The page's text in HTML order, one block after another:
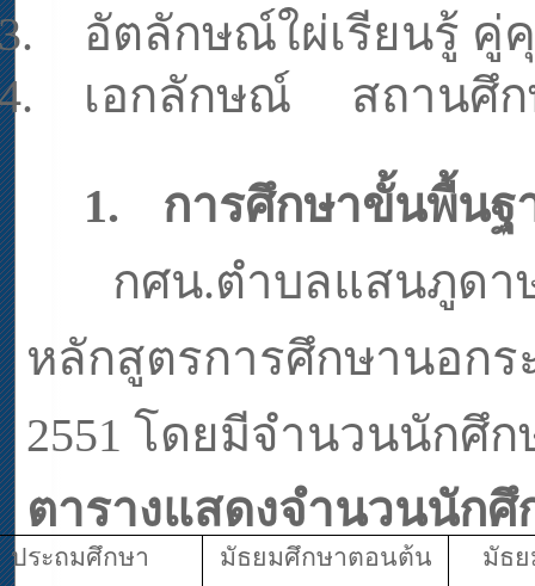
อัตลักษณ์ใผ่เรียนรู้ คู่
เอกลักษณ์ สถานศึ
1.
การศึกษาขั้นพื้นฐ
กศน.ตำบลแสนภูดา
หลักสูตรการศึกษานอก
2551 โดยมีจำนวนนักศึก
ตารางแสดงจำนวนนัก
ประถมศึกษา มัธยมศึกษาตอนต้น มัธ